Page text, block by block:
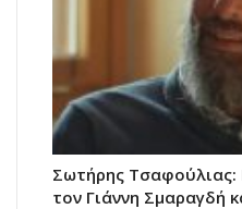
Σωτήρης Τσαφούλιας:
τον Γιάννη Σμαραγδή